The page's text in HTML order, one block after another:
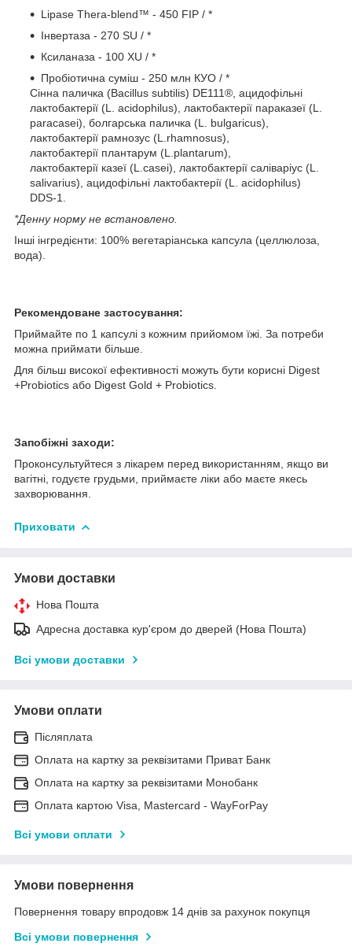
Lipase Thera-blend™ - 450 FIP / *
Інвертаза - 270 SU / *
Ксиланаза - 100 XU / *
Пробіотична суміш - 250 млн КУО / *
Сінна паличка (Bacillus subtilis) DE111®, ацидофільні
лактобактерії (L. acidophilus), лактобактерії параказеї (L.
paracasei), болгарська паличка (L. bulgaricus),
лактобактерії рамнозус (L.rhamnosus),
лактобактерії плантарум (L.plantarum),
лактобактерії казеї (L.casei), лактобактерії саліваріус (L.
salivarius), ацидофільні лактобактерії (L. acidophilus)
DDS-1.
*Денну норму не встановлено.
Інші інгредієнти: 100% вегетаріанська капсула (целлюлоза,
вода).
Рекомендоване застосування:
Приймайте по 1 капсулі з кожним прийомом їжі. За потреби
можна приймати більше.
Для більш високої ефективності можуть бути корисні Digest
+Probiotics або Digest Gold + Probiotics.
Запобіжні заходи:
Проконсультуйтеся з лікарем перед використанням, якщо ви
вагітні, годуєте грудьми, приймаєте ліки або маєте якесь
захворювання.
Приховати
Умови доставки
Нова Пошта
Адресна доставка кур'єром до дверей (Нова Пошта)
Всі умови доставки
Умови оплати
Післяплата
Оплата на картку за реквізитами Приват Банк
Оплата на картку за реквізитами Монобанк
Оплата картою Visa, Mastercard - WayForPay
Всі умови оплати
Умови повернення
Повернення товару впродовж 14 днів за рахунок покупця
Всі умови повернення